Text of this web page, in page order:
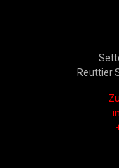
Reuttier